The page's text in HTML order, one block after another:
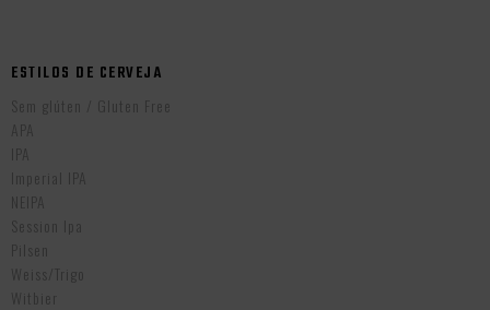
ESTILOS DE CERVEJA
Sem glúten / Gluten Free
APA
IPA
Imperial IPA
NEIPA
Session Ipa
Pilsen
Weiss/Trigo
Witbier